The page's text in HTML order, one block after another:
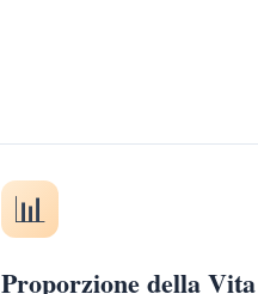
📊
Proporzione della Vita